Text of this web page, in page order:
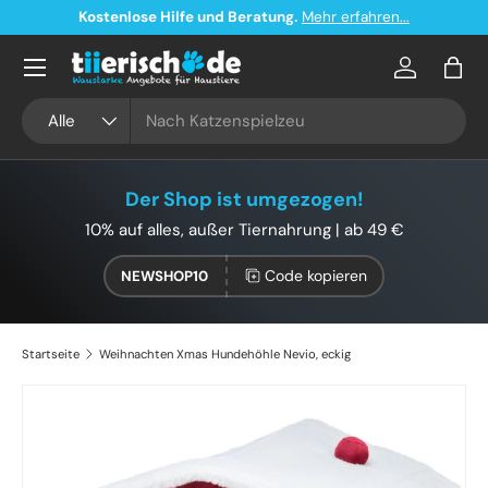
Direkt zum Inhalt
Kostenlose Hilfe und Beratung. Mehr erfahren...
Alle
Konto
Der Shop ist umgezogen!
10% auf alles, außer Tiernahrung | ab 49 €
NEWSHOP10 Code kopieren
Startseite Weihnachten Xmas Hundehöhle Nevio, eckig
Zu Produktinformationen springen